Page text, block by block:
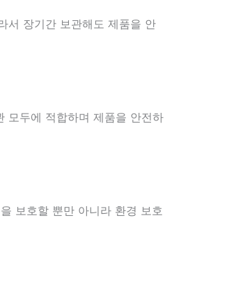
서 장기간 보관해도 제품을 안
모두에 적합하며 제품을 안전하
보호할 뿐만 아니라 환경 보호